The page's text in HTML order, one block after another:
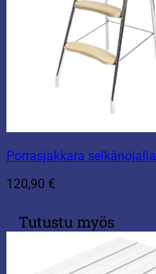
Porrasjakkara selkänojalla
120,90 €
Tutustu myös